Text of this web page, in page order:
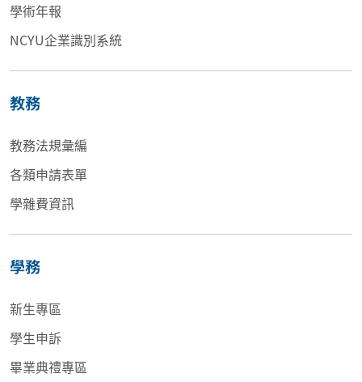
學術年報
NCYU企業識別系統
教務
教務法規彙編
各類申請表單
學雜費資訊
學務
新生專區
學生申訴
畢業典禮專區